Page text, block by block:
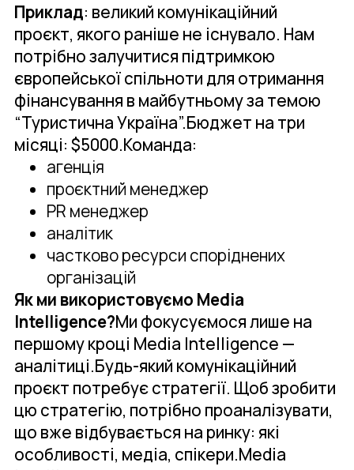
Приклад: великий комунікаційний
проєкт, якого раніше не існувало. Нам
потрібно залучитися підтримкою
європейської спільноти для отримання
фінансування в майбутньому за темою
“Туристична Україна”.Бюджет на три
місяці: $5000.Команда:
агенція
проєктний менеджер
PR менеджер
аналітик
частково ресурси споріднених
організацій
Як ми використовуємо Media
Intelligence?Ми фокусуємося лише на
першому кроці Media Intelligence —
аналітиці.Будь-який комунікаційний
проєкт потребує стратегії. Щоб зробити
цю стратегію, потрібно проаналізувати,
що вже відбувається на ринку: які
особливості, медіа, спікери.Media